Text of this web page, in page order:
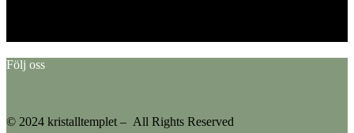
Följ oss
© 2024 kristalltemplet – All Rights Reserved